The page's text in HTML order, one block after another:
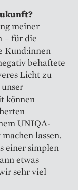
meiner
– für die
Kund:innen
behaftete
Licht zu
können
UNIQA-
lassen.
einer simplen
etwas
sehr viel